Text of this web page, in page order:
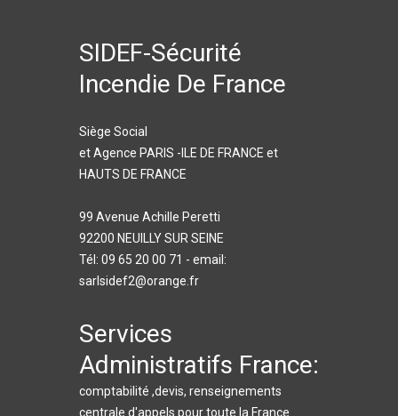
SIDEF-Sécurité
Incendie De France
Siège Social
et Agence PARIS -ILE DE FRANCE et
HAUTS DE FRANCE
99 Avenue Achille Peretti
92200 NEUILLY SUR SEINE
Tél: 09 65 20 00 71 - email:
sarlsidef2@orange.fr
Services
Administratifs France:
comptabilité ,devis, renseignements
centrale d'appels pour toute la France